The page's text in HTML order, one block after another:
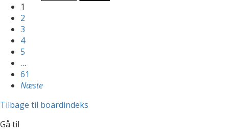
1
2
3
4
5
…
61
Næste
Tilbage til boardindeks
Gå til